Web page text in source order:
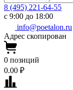
8 (495) 221-64-55
с 9:00 до 18:00
info@poetalon.ru
Адрес скопирован
0 позиций
0.00 ₽